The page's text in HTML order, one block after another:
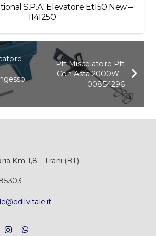
S.P.A. Elevatore Et150 New –
1141250
Pft Miscelatore Pft
Con Asta 2000W –
00854296
Km 1,8 - Trani (BT)